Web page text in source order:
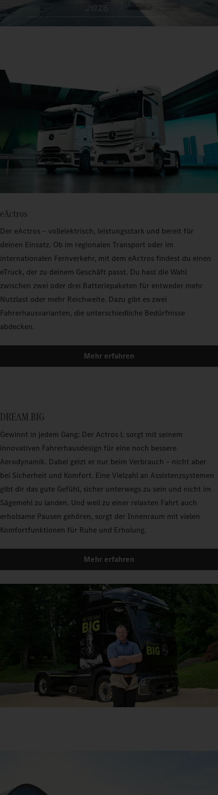
eActros
Der eActros – vollelektrisch, leistungsstark und bereit für
deinen Einsatz. Ob im regionalen Transport oder im
internationalen Fernverkehr, mit dem eActros findest du einen
eTruck, der zu deinem Geschäft passt. Du hast die Wahl
zwischen zwei oder drei Batteriepaketen für entweder mehr
Nutzlast oder mehr Reichweite. Dazu gibt es zwei
Fahrerhausvarianten, die unterschiedliche Bedürfnisse
abdecken.
Mehr erfahren
DREAM BIG
Gewinnt in jedem Gang: Der Actros L sorgt mit seinem
innovativen Fahrerhausdesign für eine noch bessere
Aerodynamik. Dabei geizt er nur beim Verbrauch – nicht aber
bei Sicherheit und Komfort. Eine Vielzahl an Assistenzsystemen
gibt dir das gute Gefühl, sicher unterwegs zu sein und nicht im
Sägemehl zu landen. Und weil zu einer relaxten Fahrt auch
erholsame Pausen gehören, sorgt der Innenraum mit vielen
Komfortfunktionen für Ruhe und Erholung.
Mehr erfahren